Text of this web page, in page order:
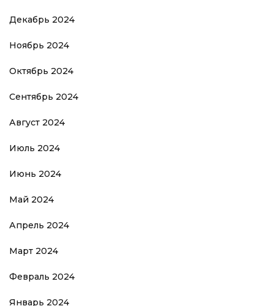
Декабрь 2024
Ноябрь 2024
Октябрь 2024
Сентябрь 2024
Август 2024
Июль 2024
Июнь 2024
Май 2024
Апрель 2024
Март 2024
Февраль 2024
Январь 2024